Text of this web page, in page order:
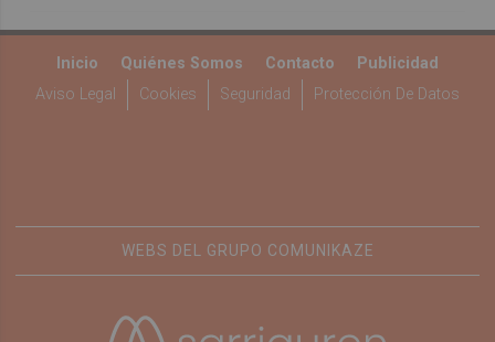
Inicio Quiénes Somos Contacto
Publicidad
Aviso Legal
Cookies Seguridad Protección De Datos
WEBS DEL GRUPO COMUNIKAZE